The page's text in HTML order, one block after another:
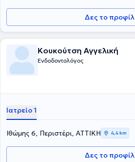
Δες το προφίλ
Κουκούτση Αγγελική
Ενδοδοντολόγος
Ιατρείο 1
Ιθώμης 6, Περιστέρι, ΑΤΤΙΚΗ 4,4 km
Δες το προφίλ